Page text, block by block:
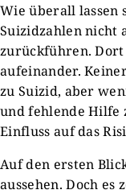
Wie überall lassen
Suizidzahlen nicht
zurückführen.
aufeinander.
zu Suizid, aber
und fehlende Hilfe
Einfluss auf das
Auf den ersten
aussehen. Doch